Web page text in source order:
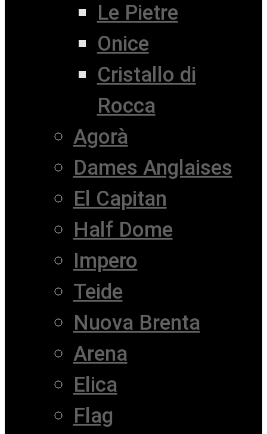
Le Pietre
Onice
Cristallo di
Rocca
Agorà
Dames Anglaises
El Capitan
Half Dome
Impero
Teide
Nuova Brenta
Arena
Elica
Flag